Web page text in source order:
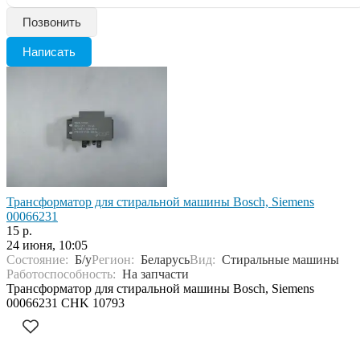
Позвонить
Написать
Трансформатор для стиральной машины Bosch, Siеmens
00066231
15 р.
24 июня, 10:05
Состояние: Б/уРегион: БеларусьВид: Стиральные машины
Работоспособность: На запчасти
Трансформатор для стиральной машины Bosch, Siеmens
00066231 CHK 10793